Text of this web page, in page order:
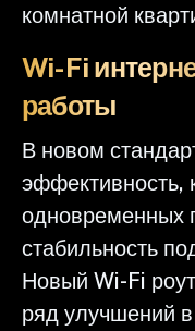
комнатной
Wi-Fi
работы
В новом
эффективность,
одновременных
стабильность
Новый Wi-Fi
ряд улучшений